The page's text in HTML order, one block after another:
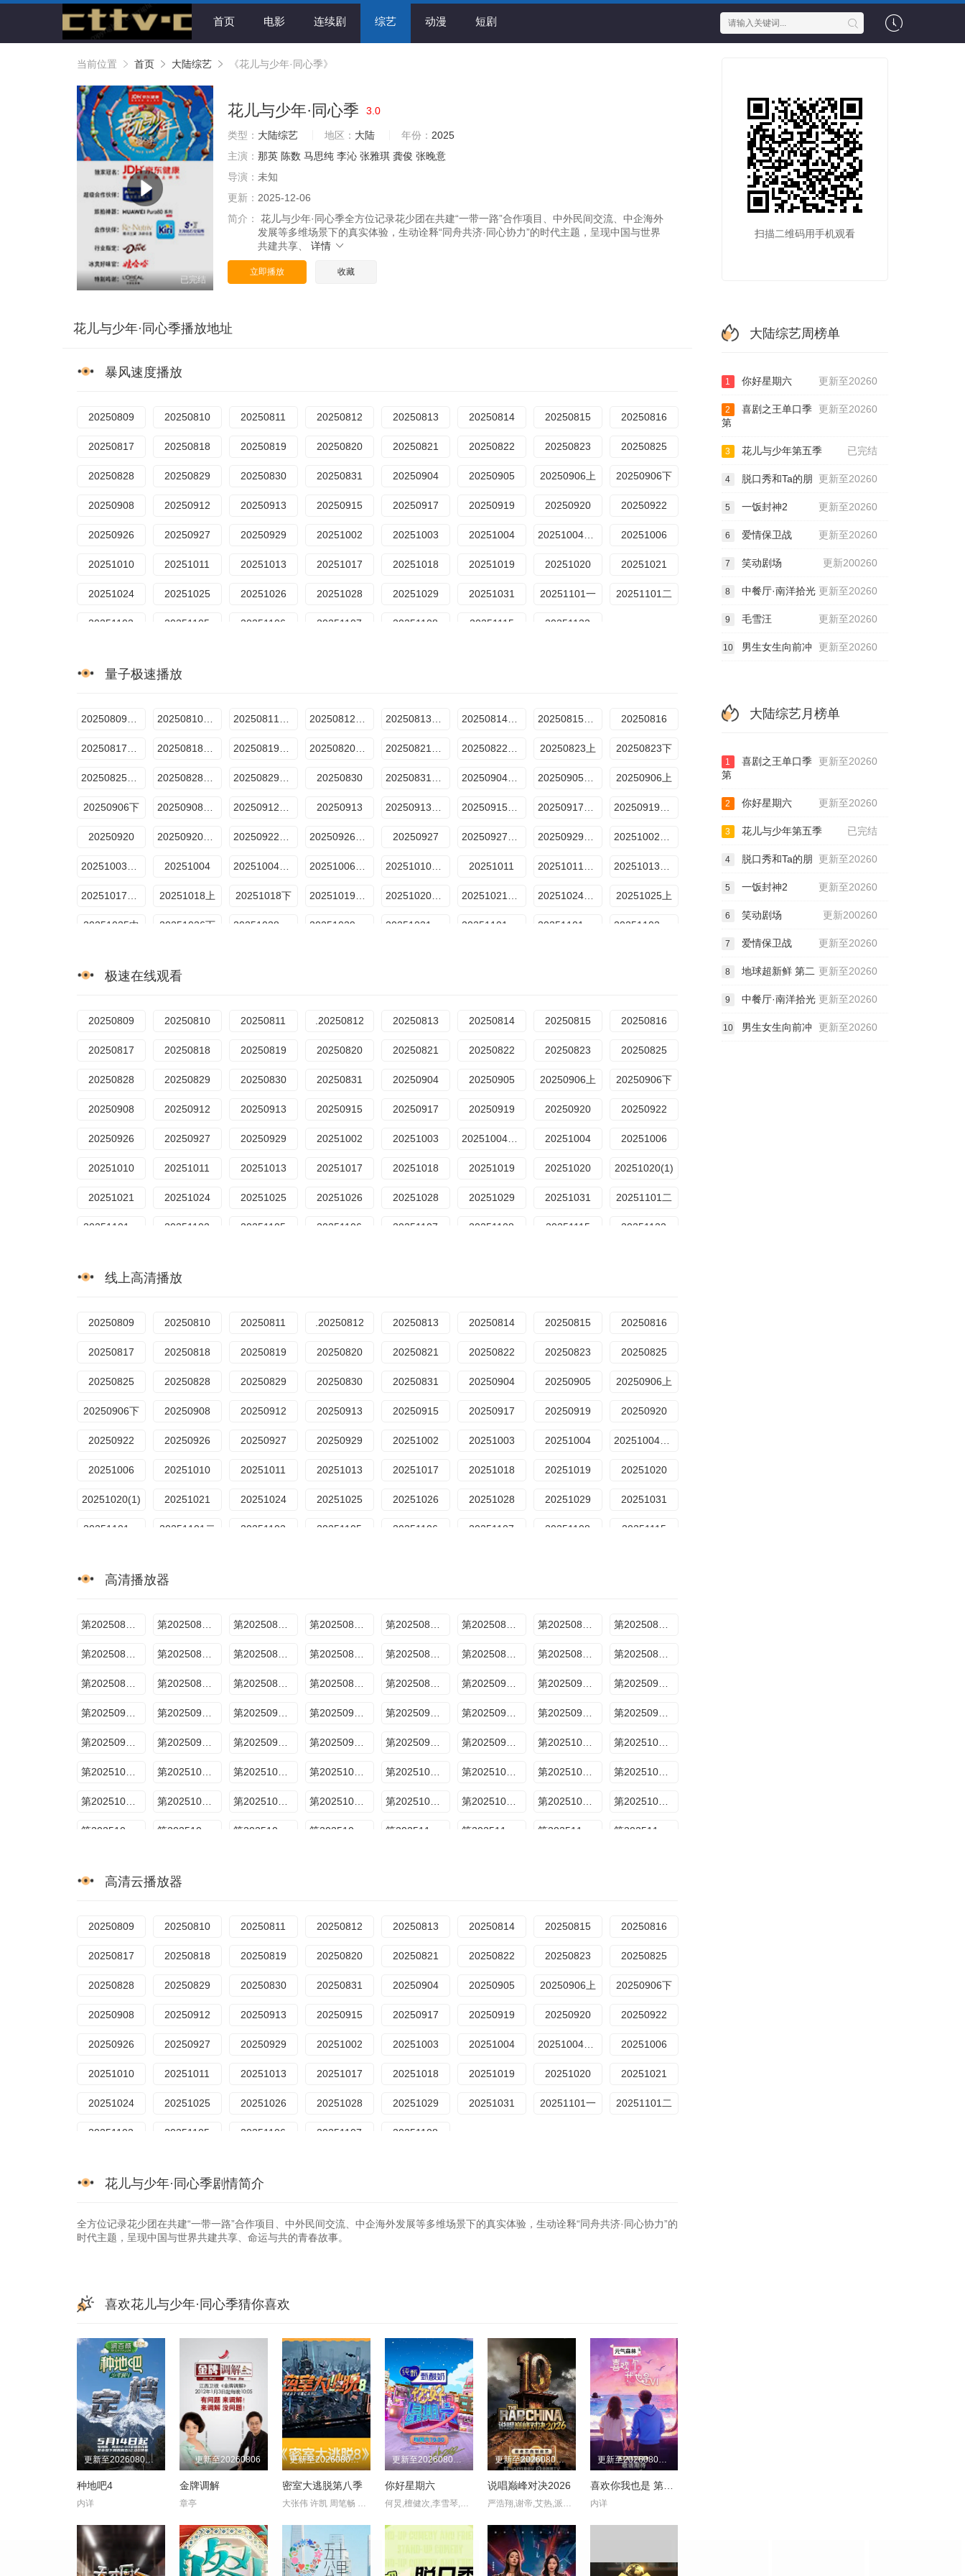
首页 电影 连续剧 综艺 动漫 短剧
当前位置 首页 大陆综艺 《花儿与少年·同心季》
已完结
花儿与少年·同心季 3.0
类型： 大陆综艺 地区： 大陆 年份： 2025
主演： 那英 陈数 马思纯 李沁 张雅琪 龚俊 张晚意
导演： 未知
更新： 2025-12-06
简介：
花儿与少年·同心季全方位记录花少团在共建“一带一路”合作项目、中外民间交流、中企海外
发展等多维场景下的真实体验，生动诠释“同舟共济·同心协力”的时代主题，呈现中国与世界
共建共享、 详情
立即播放 收藏
花儿与少年·同心季播放地址
暴风速度播放
20250809 20250810 20250811 20250812 20250813 20250814 20250815 20250816
20250817 20250818 20250819 20250820 20250821 20250822 20250823 20250825
20250828 20250829 20250830 20250831 20250904 20250905 20250906上 20250906下
20250908 20250912 20250913 20250915 20250917 20250919 20250920 20250922
20250926 20250927 20250929 20251002 20251003 20251004 20251004母带 20251006
20251010 20251011 20251013 20251017 20251018 20251019 20251020 20251021
20251024 20251025 20251026 20251028 20251029 20251031 20251101一 20251101二
20251102 20251105 20251106 20251107 20251108 20251115 20251122
量子极速播放
20250810超前vlog 20250814陪看记 20250815超前营业 20250816
20250820超前vlog 20250823上 20250823下
20250830 20250904陪看记 20250905超前营业 20250906上
20250906下 20250913 20250915加更版
20250920 20250920母带放送 20250927
20251004 20251004母带放送 20251010超前营业 20251011
20251018上 20251018下 20251020加更版 20251024超前营业 20251025上
20251025中 20251026下
极速在线观看
20250809 20250810 20250811 .20250812 20250813 20250814 20250815 20250816
20250817 20250818 20250819 20250820 20250821 20250822 20250823 20250825
20250828 20250829 20250830 20250831 20250904 20250905 20250906上 20250906下
20250908 20250912 20250913 20250915 20250917 20250919 20250920 20250922
20250926 20250927 20250929 20251002 20251003 20251004母带 20251004 20251006
20251010 20251011 20251013 20251017 20251018 20251019 20251020 20251020(1)
20251021 20251024 20251025 20251026 20251028 20251029 20251031 20251101二
20251101一 20251102 20251105 20251106 20251107 20251108 20251115 20251122
线上高清播放
20250809 20250810 20250811 .20250812 20250813 20250814 20250815 20250816
20250817 20250818 20250819 20250820 20250821 20250822 20250823 20250825
20250825 20250828 20250829 20250830 20250831 20250904 20250905 20250906上
20250906下 20250908 20250912 20250913 20250915 20250917 20250919 20250920
20250922 20250926 20250927 20250929 20251002 20251003 20251004 20251004母带
20251006 20251010 20251011 20251013 20251017 20251018 20251019 20251020
20251020(1) 20251021 20251024 20251025 20251026 20251028 20251029 20251031
20251101一 20251101二 20251102 20251105 20251106 20251107 20251108 20251115
高清播放器
第20251002期 第20251003期
第20251004期母带放送 第20251006期 第20251010期 第20251011期 第20251011期母带放送 第20251013期 第20251017期
第20251018期下 第20251019期 第20251020期 第20251021期特别企划 第20251024期 第20251025期上 第20251025期中
高清云播放器
20250809 20250810 20250811 20250812 20250813 20250814 20250815 20250816
20250817 20250818 20250819 20250820 20250821 20250822 20250823 20250825
20250828 20250829 20250830 20250831 20250904 20250905 20250906上 20250906下
20250908 20250912 20250913 20250915 20250917 20250919 20250920 20250922
20250926 20250927 20250929 20251002 20251003 20251004 20251004母带 20251006
20251010 20251011 20251013 20251017 20251018 20251019 20251020 20251021
20251024 20251025 20251026 20251028 20251029 20251031 20251101一 20251101二
20251102 20251105 20251106 20251107 20251108
花儿与少年·同心季剧情简介
全方位记录花少团在共建“一带一路”合作项目、中外民间交流、中企海外发展等多维场景下的真实体验，生动诠释“同舟共济·同心协力”的
时代主题，呈现中国与世界共建共享、命运与共的青春故事。
喜欢花儿与少年·同心季猜你喜欢
更新至20260807(第26期下)
种地吧4
内详
更新至20260806
金牌调解
章亭
更新至20260807期
密室大逃脱第八季
大张伟 许凯 周笔畅 彭昱畅 张真源 陈哲远
更新至20260807期
你好星期六
何炅,檀健次,李雪琴,秦霄贤,王鹤棣,黄明昊,蔡文静,赵小棠,冯禧
更新至20260807期
说唱巅峰对决2026
严浩翔,谢帝,艾热,派克特,功夫胖,盛宇,杨长青,刘嘉裕,米尔艾力,李斯丹妮,布瑞吉,翁杰,黄旭,杨博睿,吴嘉轩,白景屹,贰万,孙旸,李大奔,徐赢,郭颖
更新至20260807喜欢嗑我也是第10期下
喜欢你我也是 第六季
内详
扫描二维码用手机观看
大陆综艺周榜单
更新至20260
1 你好星期六
更新至20260
2
喜剧之王单口季
第
已完结
3 花儿与少年第五季
更新至20260
4 脱口秀和Ta的朋
更新至20260
5 一饭封神2
更新至20260
6 爱情保卫战
更新200260
7 笑动剧场
更新至20260
8 中餐厅·南洋拾光
更新至20260
9 毛雪汪
更新至20260
10 男生女生向前冲
大陆综艺月榜单
更新至20260
1
喜剧之王单口季
第
更新至20260
2 你好星期六
已完结
3 花儿与少年第五季
更新至20260
4 脱口秀和Ta的朋
更新至20260
5 一饭封神2
更新200260
6 笑动剧场
更新至20260
7 爱情保卫战
更新至20260
8 地球超新鲜 第二
更新至20260
9 中餐厅·南洋拾光
更新至20260
10 男生女生向前冲